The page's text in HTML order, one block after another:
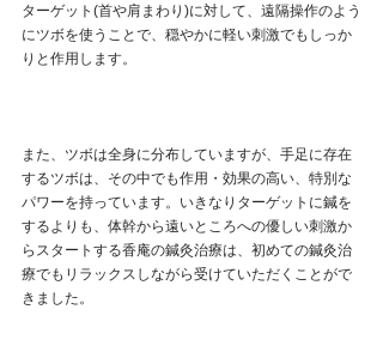
ターゲット(首や肩まわり)に対して、遠隔操作のよう
にツボを使うことで、穏やかに軽い刺激でもしっか
りと作用します。
また、ツボは全身に分布していますが、手足に存在
するツボは、その中でも作用・効果の高い、特別な
パワーを持っています。いきなりターゲットに鍼を
するよりも、体幹から遠いところへの優しい刺激か
らスタートする香庵の鍼灸治療は、初めての鍼灸治
療でもリラックスしながら受けていただくことがで
きました。